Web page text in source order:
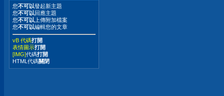
您不可以發起新主題
您不可以 回應主題
您不可以 上傳附加檔案
您不可以編輯您的文章
vB 代碼打開
表情圖示打開
[IMG]代碼打開
HTML代碼關閉